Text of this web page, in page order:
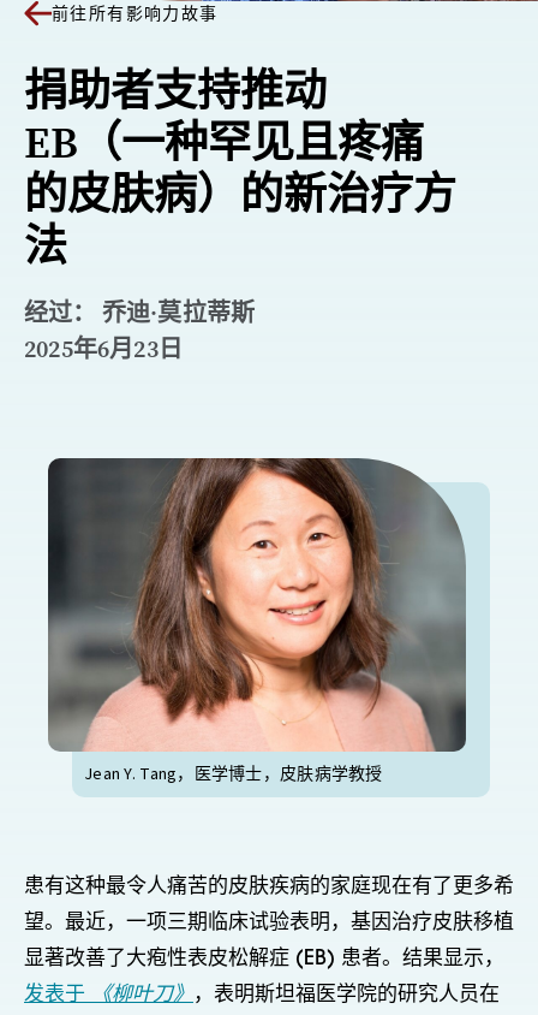
前往所有影响力故事
捐助者支持推动
EB（一种罕见且疼痛
的皮肤病）的新治疗方
法
经过： 乔迪·莫拉蒂斯
2025年6月23日
Jean Y. Tang，医学博士，皮肤病学教授
患有这种最令人痛苦的皮肤疾病的家庭现在有了更多希
望。最近，一项三期临床试验表明，基因治疗皮肤移植
显著改善了大疱性表皮松解症 (EB) 患者。结果显示，
发表于
《柳叶刀》 ，表明斯坦福医学院的研究人员在